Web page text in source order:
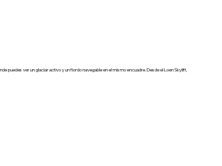
puedes ver un glaciar activo y un fiordo navegable en el mismo encuadre. Desde el Loen Skylift,